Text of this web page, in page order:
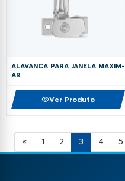
ALAVANCA PARA JANELA MAXIM-
AR
Ver Produto
« 1 2 3 4 5